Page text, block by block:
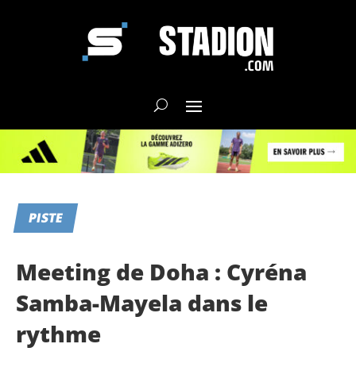
PISTE
Meeting de Doha : Cyréna
Samba-Mayela dans le
rythme